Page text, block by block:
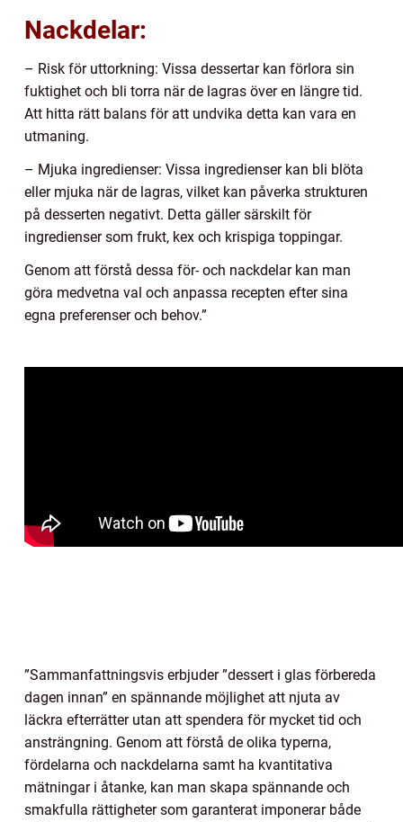
Nackdelar:
– Risk för uttorkning: Vissa dessertar kan förlora sin
fuktighet och bli torra när de lagras över en längre tid.
Att hitta rätt balans för att undvika detta kan vara en
utmaning.
– Mjuka ingredienser: Vissa ingredienser kan bli blöta
eller mjuka när de lagras, vilket kan påverka strukturen
på desserten negativt. Detta gäller särskilt för
ingredienser som frukt, kex och krispiga toppingar.
Genom att förstå dessa för- och nackdelar kan man
göra medvetna val och anpassa recepten efter sina
egna preferenser och behov.”
”Sammanfattningsvis erbjuder ”dessert i glas förbereda
dagen innan” en spännande möjlighet att njuta av
läckra efterrätter utan att spendera för mycket tid och
ansträngning. Genom att förstå de olika typerna,
fördelarna och nackdelarna samt ha kvantitativa
mätningar i åtanke, kan man skapa spännande och
smakfulla rättigheter som garanterat imponerar både